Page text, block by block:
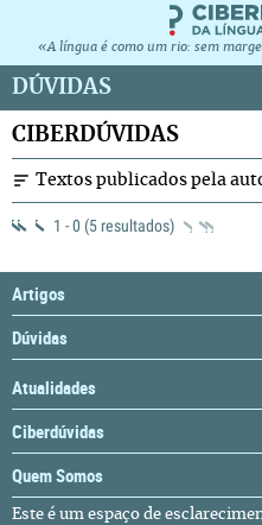
«A língua é como um rio: sem
DÚVIDAS
CIBERDÚVIDAS
Textos publicados pela
1 - 0 (5 resultados)
Artigos
Dúvidas
Atualidades
Ciberdúvidas
Quem Somos
Este é um espaço de